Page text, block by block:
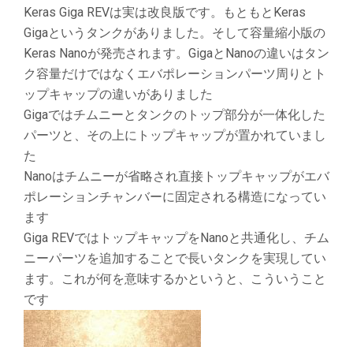
Keras Giga REVは実は改良版です。もともとKeras
Gigaというタンクがありました。そして容量縮小版の
Keras Nanoが発売されます。GigaとNanoの違いはタン
ク容量だけではなくエバポレーションパーツ周りとト
ップキャップの違いがありました
Gigaではチムニーとタンクのトップ部分が一体化した
パーツと、その上にトップキャップが置かれていまし
た
Nanoはチムニーが省略され直接トップキャップがエバ
ポレーションチャンバーに固定される構造になってい
ます
Giga REVではトップキャップをNanoと共通化し、チム
ニーパーツを追加することで長いタンクを実現してい
ます。これが何を意味するかというと、こういうこと
です